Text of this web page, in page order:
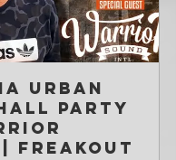
Urban
Party
| Freakout